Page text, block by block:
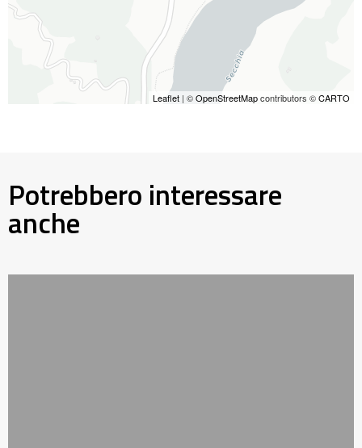
Leaflet | ©OpenStreetMapcontributors ©CARTO
Potrebbero interessare
anche